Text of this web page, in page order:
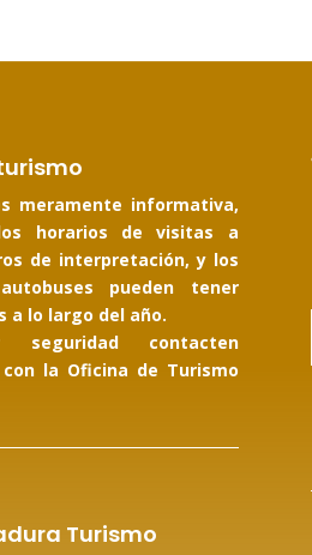
meramente informativa,
horarios de visitas a
de interpretación, y los
pueden tener
a lo largo del año.
seguridad contacten
la Oficina de Turismo
Turismo